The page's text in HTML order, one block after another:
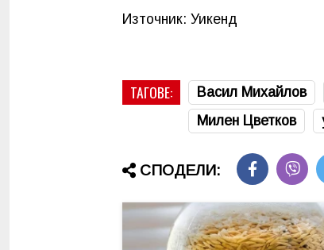
Източник: Уикенд
ТАГОВЕ: Васил Михайлов
Милен Цветков
СПОДЕЛИ: